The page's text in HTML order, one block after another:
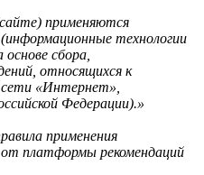
применяются
технологии
сбора,
относящихся к
сети «Интернет»,
Федерации).»
применения
платформы рекомендаций